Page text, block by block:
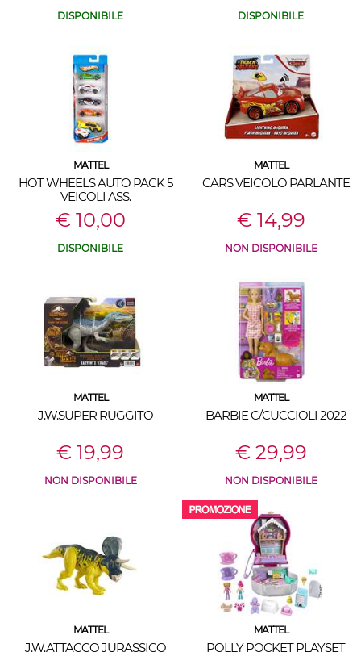
DISPONIBILE DISPONIBILE
MATTEL
HOT WHEELS AUTO PACK 5
VEICOLI ASS.
€ 10,00
DISPONIBILE
MATTEL
CARS VEICOLO PARLANTE
€ 14,99
NON DISPONIBILE
MATTEL
J.W.SUPER RUGGITO
€ 19,99
NON DISPONIBILE
MATTEL
BARBIE C/CUCCIOLI 2022
€ 29,99
NON DISPONIBILE
MATTEL
J.W.ATTACCO JURASSICO
MATTEL
POLLY POCKET PLAYSET